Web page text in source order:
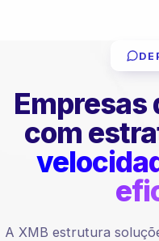
Empresas
com
A XMB estrutura